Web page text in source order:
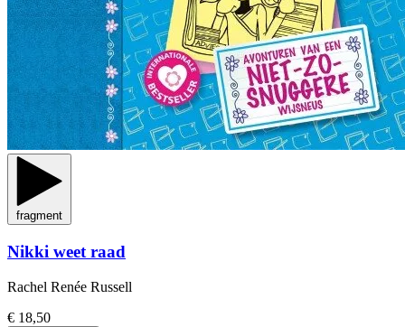
fragment
Nikki weet raad
Rachel Renée Russell
€ 18,50